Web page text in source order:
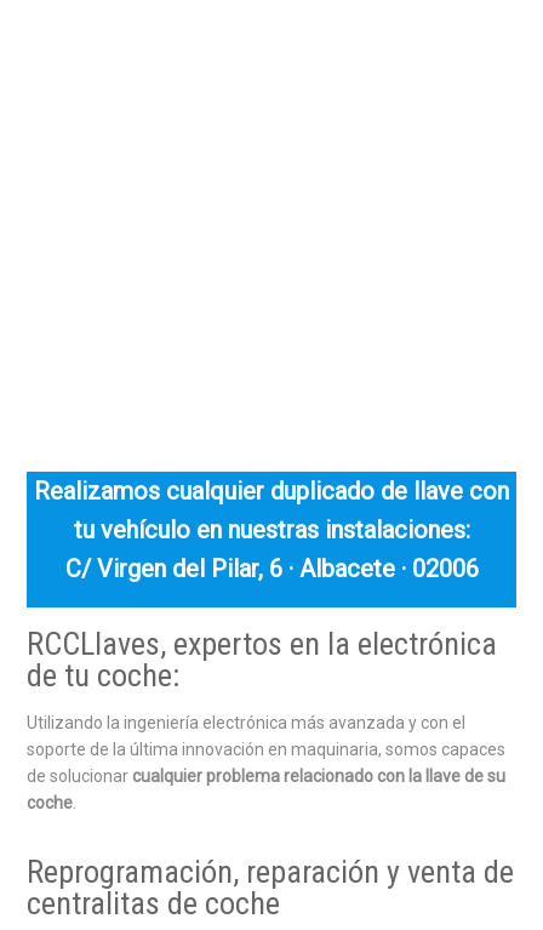
Realizamos cualquier duplicado de llave con
tu vehículo en nuestras instalaciones:
C/ Virgen del Pilar, 6 · Albacete · 02006
RCCLlaves, expertos en la electrónica
de tu coche:
Utilizando la ingeniería electrónica más avanzada y con el
soporte de la última innovación en maquinaria, somos capaces
de solucionar cualquier problema relacionado con la llave de su
coche.
Reprogramación, reparación y venta de
centralitas de coche